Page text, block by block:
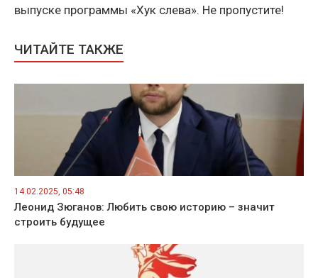
выпуске программы «Хук слева». Не пропустите!
ЧИТАЙТЕ ТАКЖЕ
14.02.2025, 05:48
Леонид Зюганов: Любить свою историю – значит
строить будущее